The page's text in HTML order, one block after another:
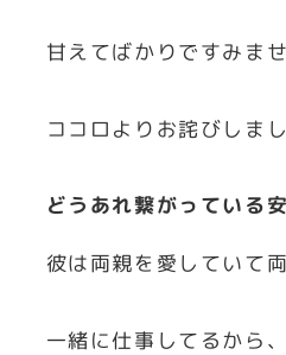
甘えてばかりですみま
ココロよりお詫びしま
どうあれ繋がっている
彼は両親を愛していて
一緒に仕事してるから